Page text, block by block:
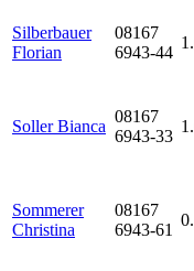
Silberbauer
Florian
08167
6943-44
Soller Bianca
08167
6943-33
Sommerer
Christina
08167
6943-61